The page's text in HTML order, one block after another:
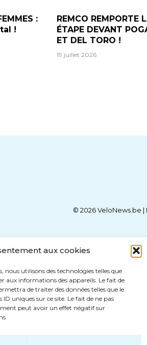
aux cookies
nous utilisons des technologies telles que
aux informations des appareils. Le fait de
de traiter des données telles que le
uniques sur ce site. Le fait de ne pas
peut avoir un effet négatif sur
:
!
REMCO REMPORTE
ÉTAPE DEVANT
ET DEL TORO !
19 juillet 2026
© 2026 VeloNews.be |